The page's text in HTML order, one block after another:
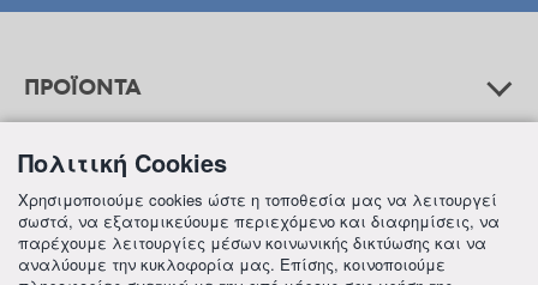
ΠΡΟΪΟΝΤΑ
ΒΟΗΘΕΙΑ
ΠΛΗΡΟΦΟΡΙΕΣ
Πολιτική Cookies
Χρησιμοποιούμε cookies ώστε η τοποθεσία μας να λειτουργεί
σωστά, να εξατομικεύουμε περιεχόμενο και διαφημίσεις, να
παρέχουμε λειτουργίες μέσων κοινωνικής δικτύωσης και να
αναλύουμε την κυκλοφορία μας. Επίσης, κοινοποιούμε